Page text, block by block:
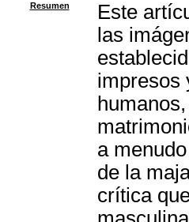
Resumen
Este
las
impresos
a
de la
crítica